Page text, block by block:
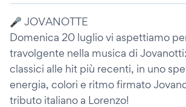
🎤 JOVANOTTE
Domenica 20 luglio vi aspettiamo
travolgente nella musica di
classici alle hit più recenti, in uno
energia, colori e ritmo firmato
tributo italiano a Lorenzo!